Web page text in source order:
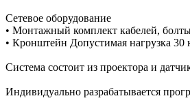
Сетевое оборудование
• Монтажный комплект кабелей,
• Кронштейн Допустимая нагрузка 30
Система состоит из проектора и
Индивидуально разрабатывается